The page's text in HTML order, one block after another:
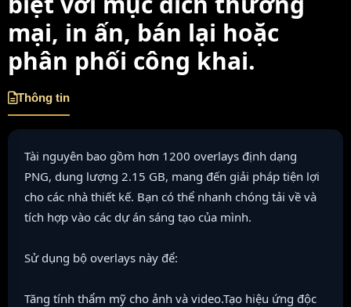
mại, in ấn, bán lại hoặc
phân phối công khai.
Thông tin
Tài nguyên bao gồm hơn 1200 overlays định dạng
PNG, dung lượng 2.15 GB, mang đến giải pháp tiện lợi
cho các nhà thiết kế. Bạn có thể nhanh chóng tải về và
tích hợp vào các dự án sáng tạo của mình.
Sử dụng bộ overlays này để:
Tăng tính thẩm mỹ cho ảnh và video.Tạo hiệu ứng độc